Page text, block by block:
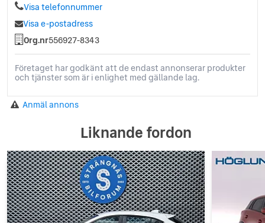
Visa telefonnummer
Visa e-postadress
Org.nr556927-8343
Företaget har godkänt att de endast annonserar produkter
och tjänster som är i enlighet med gällande lag.
Anmäl annons
Liknande fordon